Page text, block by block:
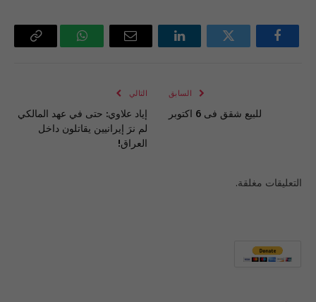
فيسبوك تويتر لينكدإن
البريد
واتساب Copy
السابق
للبيع شقق فى 6 اكتوبر
التالي
إياد علاوي: حتى في عهد المالكي
لم نرَ إيرانيين يقاتلون داخل
العراق!
التعليقات مغلقة.